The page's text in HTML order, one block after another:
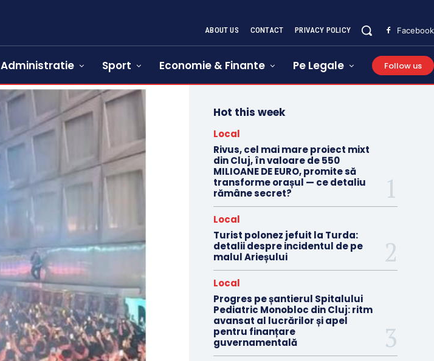
ABOUT US CONTACT PRIVACY POLICY Facebook
Administratie Sport Economie & Finante Pe Legale Follow us
Hot this week
Local
Rivus, cel mai mare proiect mixt
din Cluj, în valoare de 550
MILIOANE DE EURO, promite să
transforme orașul — ce detaliu
rămâne secret?
Local
Turist polonez jefuit la Turda:
detalii despre incidentul de pe
malul Arieșului
Local
Progres pe șantierul Spitalului
Pediatric Monobloc din Cluj: ritm
avansat al lucrărilor și apel
pentru finanțare
guvernamentală